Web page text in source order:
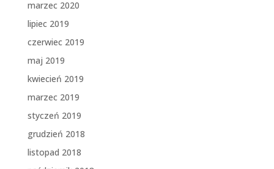
marzec 2020
lipiec 2019
czerwiec 2019
maj 2019
kwiecień 2019
marzec 2019
styczeń 2019
grudzień 2018
listopad 2018